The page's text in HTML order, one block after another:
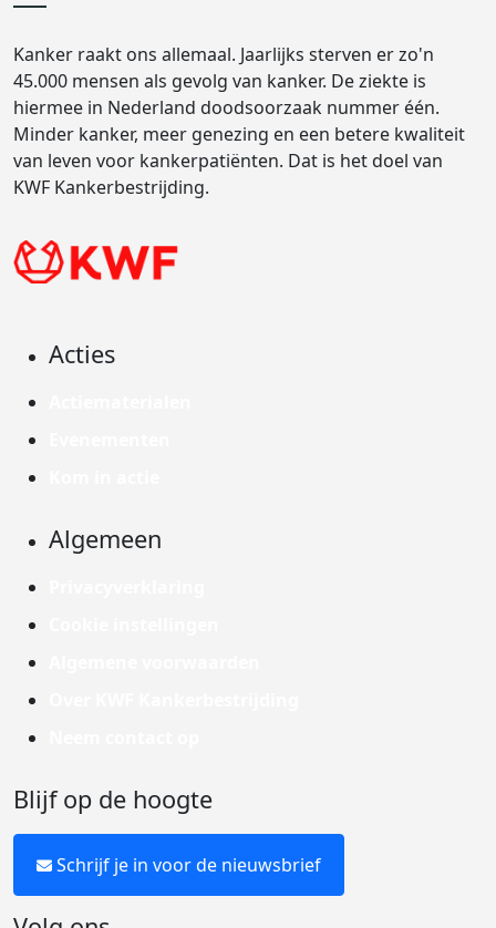
Kanker raakt ons allemaal. Jaarlijks sterven er zo'n
45.000 mensen als gevolg van kanker. De ziekte is
hiermee in Nederland doodsoorzaak nummer één.
Minder kanker, meer genezing en een betere kwaliteit
van leven voor kankerpatiënten. Dat is het doel van
KWF Kankerbestrijding.
Acties
Algemeen
Blijf op de hoogte
Schrijf je in voor de nieuwsbrief